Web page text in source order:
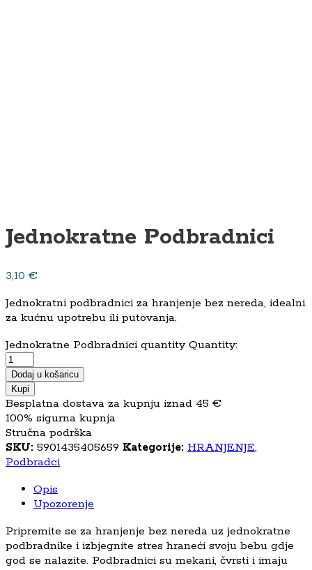
Jednokratne Podbradnici
3,10 €
Jednokratni podbradnici za hranjenje bez nereda, idealni
za kućnu upotrebu ili putovanja.
Jednokratne Podbradnici quantity Quantity:
Dodaj u košaricu
Kupi
Besplatna dostava za kupnju iznad 45 €
100% sigurna kupnja
Stručna podrška
SKU: 5901435405659 Kategorije: HRANJENJE,
Podbradci
Opis
Upozorenje
Pripremite se za hranjenje bez nereda uz jednokratne
podbradnike i izbjegnite stres hraneći svoju bebu gdje
god se nalazite. Podbradnici su mekani, čvrsti i imaju